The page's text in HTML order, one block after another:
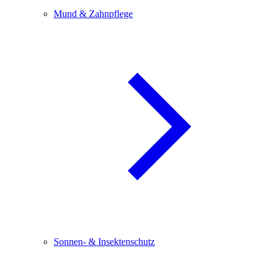
Mund & Zahnpflege
Sonnen- & Insektenschutz